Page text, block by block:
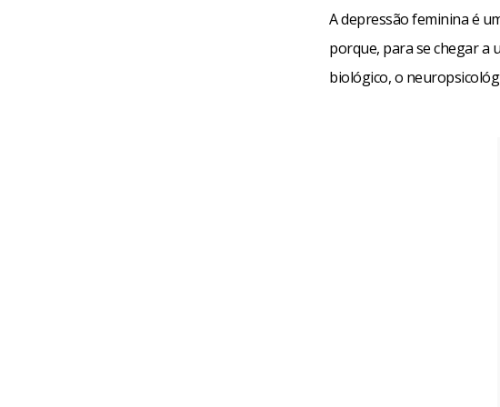
A depressão feminina é
porque, para se chegar a
biológico, o